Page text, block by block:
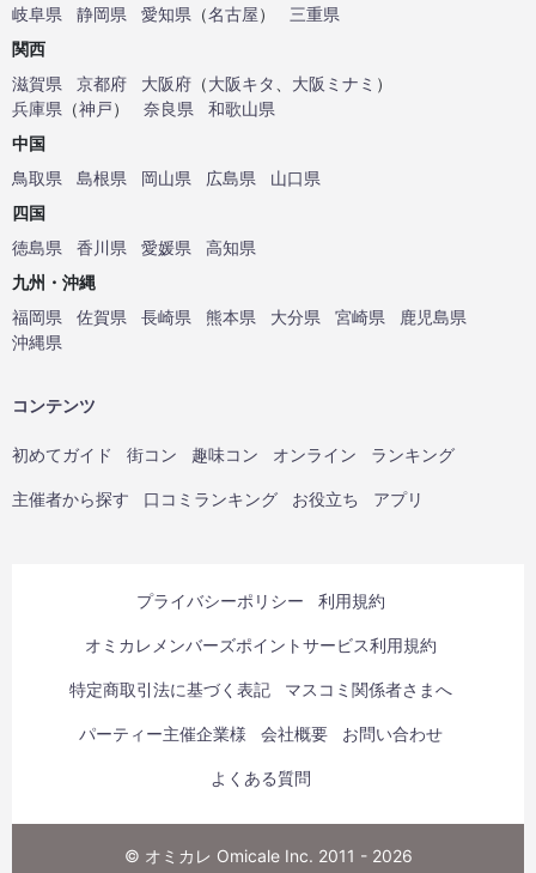
岐阜県
静岡県 愛知県 （名古屋）
三重県
関西
滋賀県
京都府 大阪府 （大阪キタ 大阪ミナミ ）
兵庫県 （神戸） 奈良県
和歌山県
中国
鳥取県
島根県 岡山県 広島県
山口県
四国
徳島県
香川県 愛媛県
高知県
九州・沖縄
福岡県
佐賀県 長崎県 熊本県 大分県 宮崎県
鹿児島県
沖縄県
コンテンツ
初めてガイド 街コン 趣味コン オンライン ランキング
主催者から探す 口コミランキング お役立ち アプリ
プライバシーポリシー 利用規約
オミカレメンバーズポイントサービス利用規約
特定商取引法に基づく表記 マスコミ関係者さまへ
パーティー主催企業様 会社概要 お問い合わせ
よくある質問
© オミカレ Omicale Inc. 2011 - 2026